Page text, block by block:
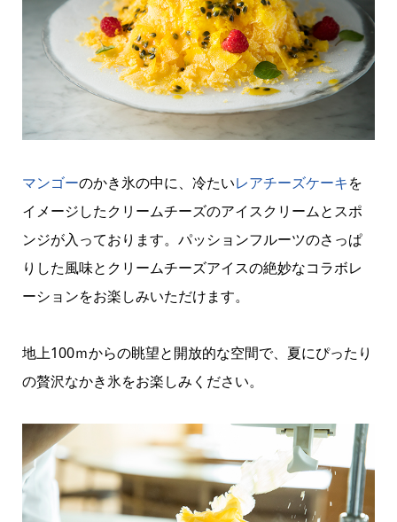
マンゴーのかき氷の中に、冷たいレアチーズケーキを
イメージしたクリームチーズのアイスクリームとスポ
ンジが入っております。パッションフルーツのさっぱ
りした風味とクリームチーズアイスの絶妙なコラボレ
ーションをお楽しみいただけます。
地上100ｍからの眺望と開放的な空間で、夏にぴったり
の贅沢なかき氷をお楽しみください。